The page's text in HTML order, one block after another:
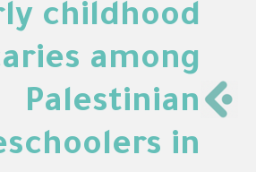
childhood
among
Palestinian
in